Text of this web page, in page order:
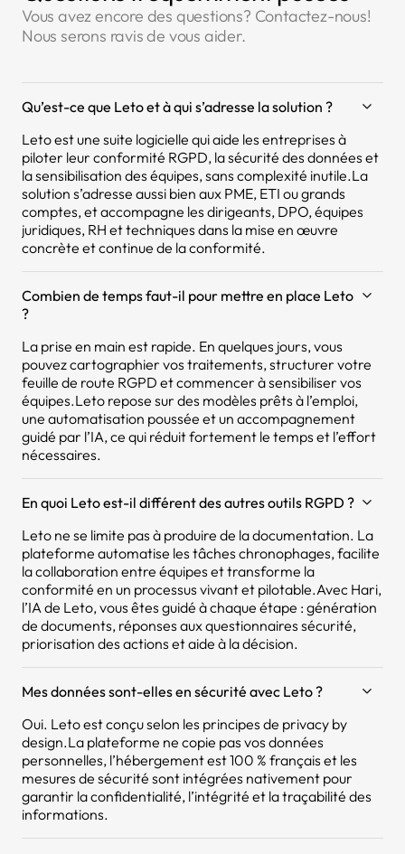
Vous avez encore des questions? Contactez-nous!
Nous serons ravis de vous aider.
Qu’est-ce que Leto et à qui s’adresse la solution ?
Leto est une suite logicielle qui aide les entreprises à
piloter leur conformité RGPD, la sécurité des données et
la sensibilisation des équipes, sans complexité inutile.La
solution s’adresse aussi bien aux PME, ETI ou grands
comptes, et accompagne les dirigeants, DPO, équipes
juridiques, RH et techniques dans la mise en œuvre
concrète et continue de la conformité.
Combien de temps faut-il pour mettre en place Leto
?
La prise en main est rapide. En quelques jours, vous
pouvez cartographier vos traitements, structurer votre
feuille de route RGPD et commencer à sensibiliser vos
équipes.Leto repose sur des modèles prêts à l’emploi,
une automatisation poussée et un accompagnement
guidé par l’IA, ce qui réduit fortement le temps et l’effort
nécessaires.
En quoi Leto est-il différent des autres outils RGPD ?
Leto ne se limite pas à produire de la documentation. La
plateforme automatise les tâches chronophages, facilite
la collaboration entre équipes et transforme la
conformité en un processus vivant et pilotable.Avec Hari,
l’IA de Leto, vous êtes guidé à chaque étape : génération
de documents, réponses aux questionnaires sécurité,
priorisation des actions et aide à la décision.
Mes données sont-elles en sécurité avec Leto ?
Oui. Leto est conçu selon les principes de privacy by
design.La plateforme ne copie pas vos données
personnelles, l’hébergement est 100 % français et les
mesures de sécurité sont intégrées nativement pour
garantir la confidentialité, l’intégrité et la traçabilité des
informations.